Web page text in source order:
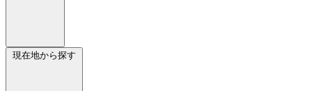
現在地から探す